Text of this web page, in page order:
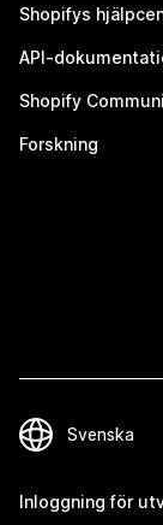
Shopifys
API-
Shopify
Forskning
Inloggning för